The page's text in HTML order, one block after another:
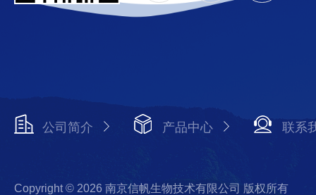
公司简介 产品中心 联系
Copyright © 2026 南京信帆生物技术有限公司 版权所有